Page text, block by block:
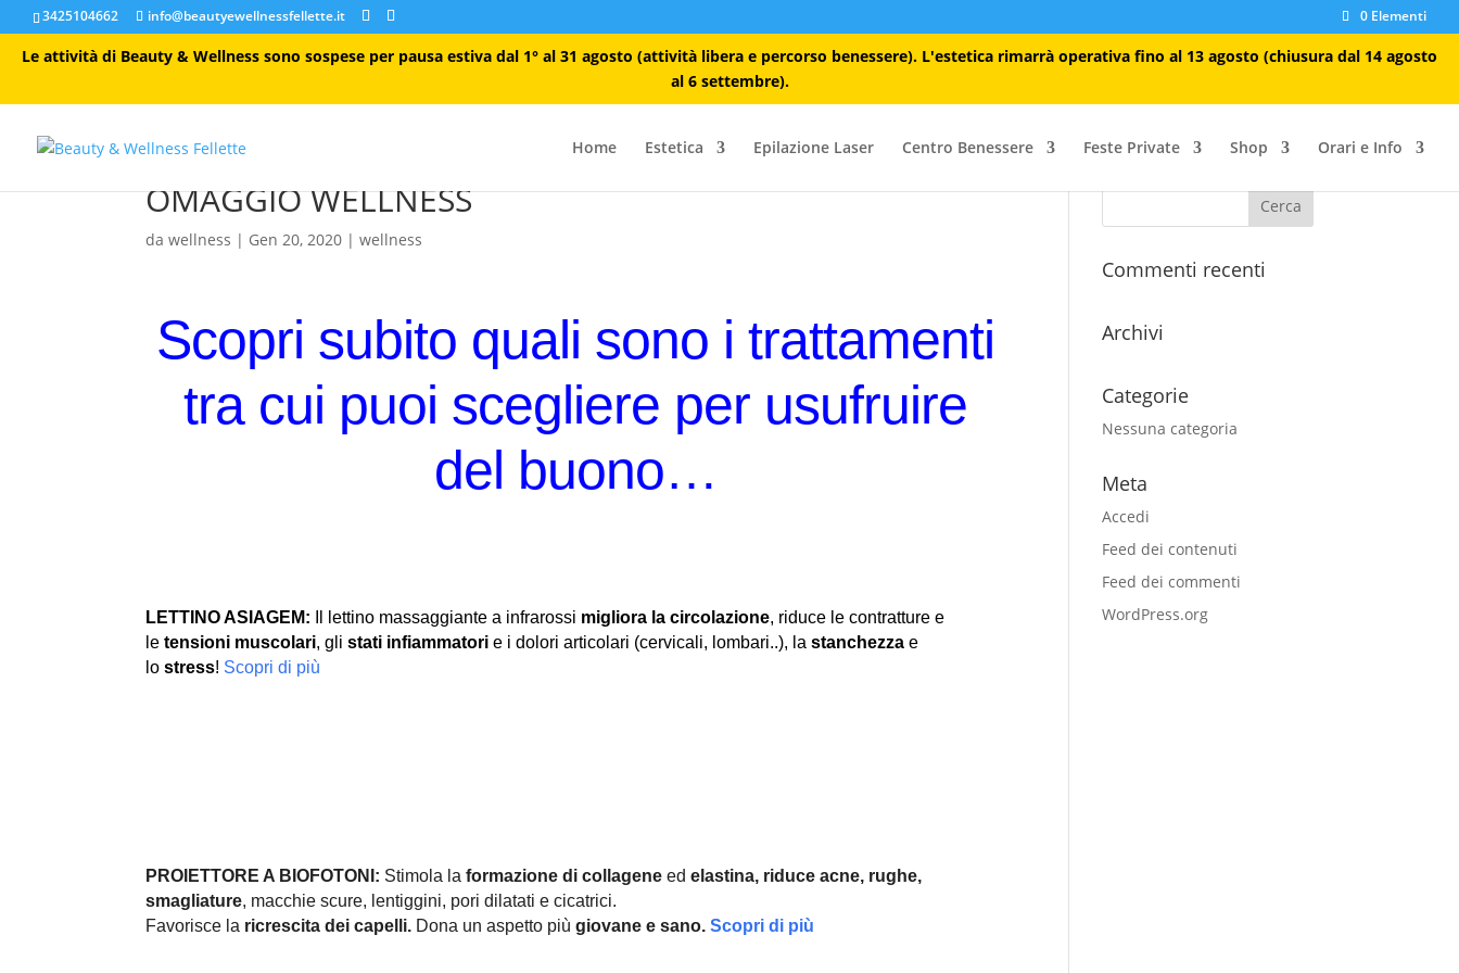
3425104662 info@beautyewellnessfellette.it 0 Elementi
Le attività di Beauty & Wellness sono sospese per pausa estiva dal 1° al 31 agosto (attività libera e percorso benessere). L'estetica rimarrà operativa fino al 13 agosto (chiusura dal 14 agosto
al 6 settembre).
Home Estetica Epilazione Laser Centro Benessere Feste Private Shop Orari e Info
OMAGGIO WELLNESS
dawellness | Gen 20, 2020 |wellness
Scopri subito quali sono i trattamenti
tra cui puoi scegliere per usufruire
del buono…
LETTINO ASIAGEM: Il lettino massaggiante a infrarossi migliora la circolazione, riduce le contratture e
letensioni muscolari, glistati infiammatorie i dolori articolari (cervicali, lombari..), lastanchezza e
lostress! Scopri di più
PROIETTORE A BIOFOTONI: Stimola la formazione di collageneed elastina, riduce acne, rughe,
smagliature, macchie scure, lentiggini, pori dilatati e cicatrici.
Favorisce la ricrescita dei capelli. Dona un aspetto piùgiovane e sano.Scopri di più
Commenti recenti
Archivi
Categorie
Nessuna categoria
Meta
Accedi
Feed dei contenuti
Feed dei commenti
WordPress.org